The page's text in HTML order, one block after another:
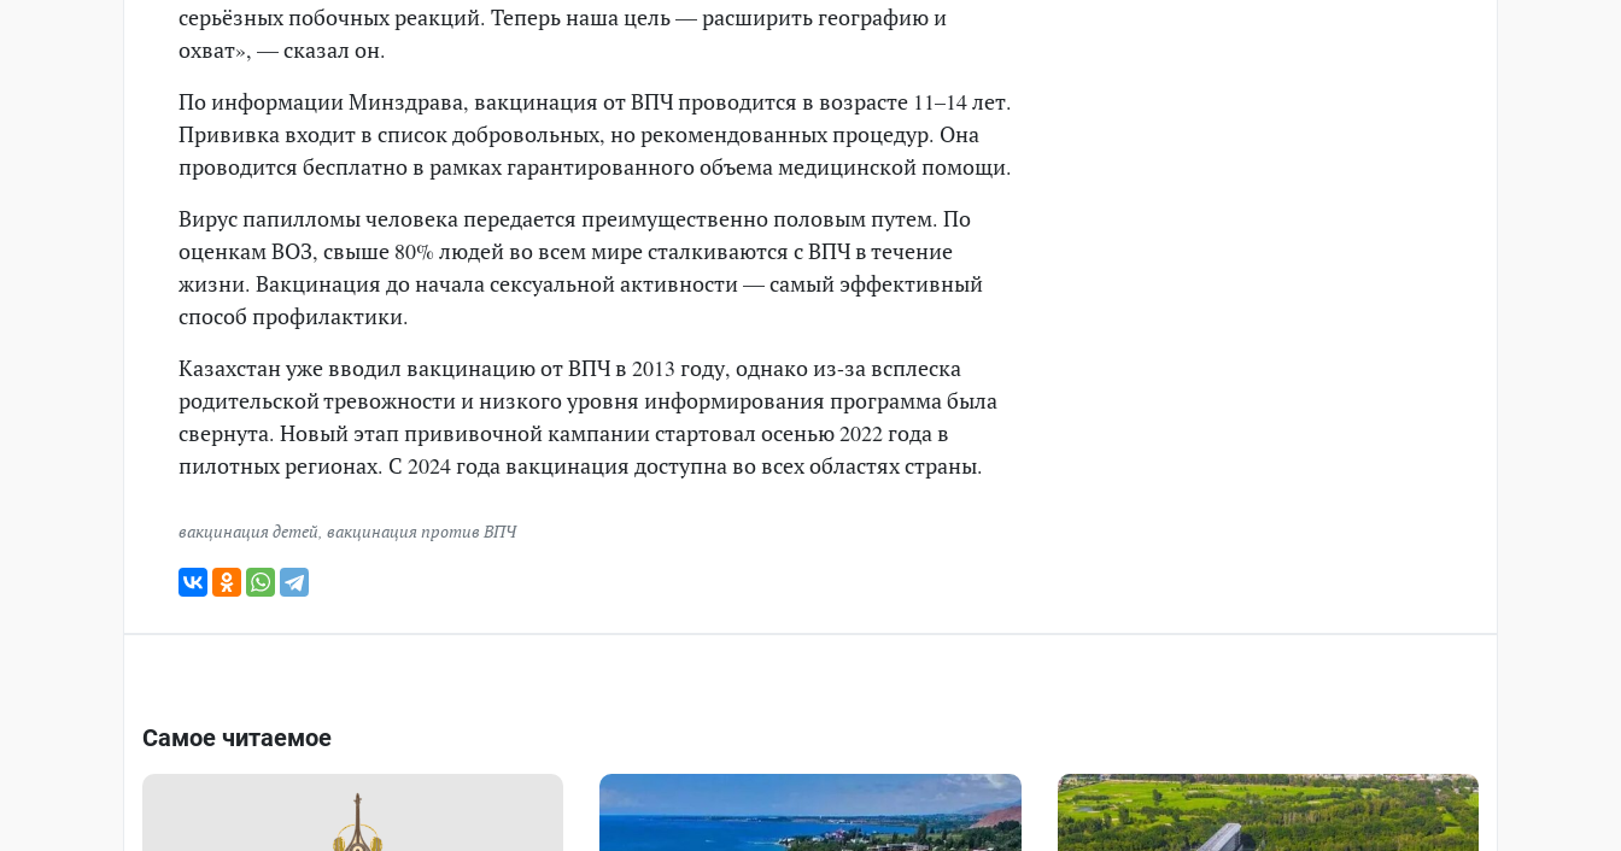
серьёзных побочных реакций. Теперь наша цель — расширить географию и
охват», — сказал он.
По информации Минздрава, вакцинация от ВПЧ проводится в возрасте 11–14 лет.
Прививка входит в список добровольных, но рекомендованных процедур. Она
проводится бесплатно в рамках гарантированного объема медицинской помощи.
Вирус папилломы человека передается преимущественно половым путем. По
оценкам ВОЗ, свыше 80% людей во всем мире сталкиваются с ВПЧ в течение
жизни. Вакцинация до начала сексуальной активности — самый эффективный
способ профилактики.
Казахстан уже вводил вакцинацию от ВПЧ в 2013 году, однако из-за всплеска
родительской тревожности и низкого уровня информирования программа была
свернута. Новый этап прививочной кампании стартовал осенью 2022 года в
пилотных регионах. С 2024 года вакцинация доступна во всех областях страны.
вакцинация детей вакцинация против ВПЧ
Самое читаемое